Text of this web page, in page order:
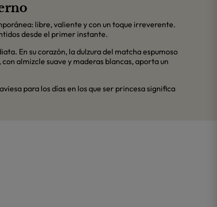
libre, valiente y con un toque irreverente.
desde el primer instante.
En su corazón, la dulzura del matcha espumoso
almizcle suave y maderas blancas, aporta un
para los días en los que ser princesa significa